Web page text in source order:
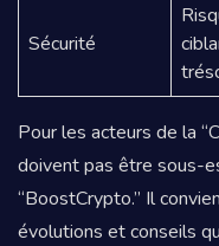
Sécurité
Pour les acteurs de la
doivent pas être sous-
“BoostCrypto.” Il
évolutions et conseils